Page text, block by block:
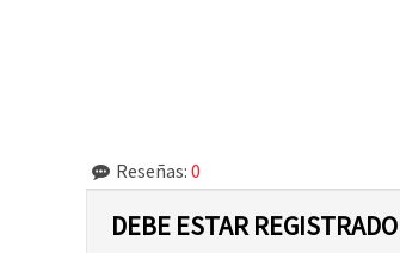
Reseñas: 0
DEBE ESTAR